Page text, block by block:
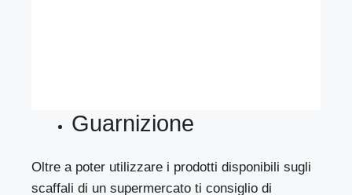
Guarnizione
Oltre a poter utilizzare i prodotti disponibili sugli
scaffali di un supermercato ti consiglio di